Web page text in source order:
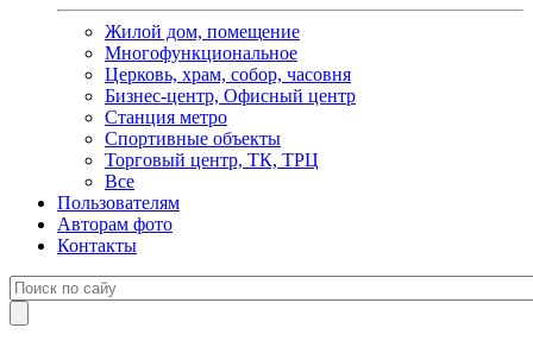
Жилой дом, помещение
Многофункциональное
Церковь, храм, собор, часовня
Бизнес-центр, Офисный центр
Станция метро
Спортивные объекты
Торговый центр, ТК, ТРЦ
Все
Пользователям
Авторам фото
Контакты